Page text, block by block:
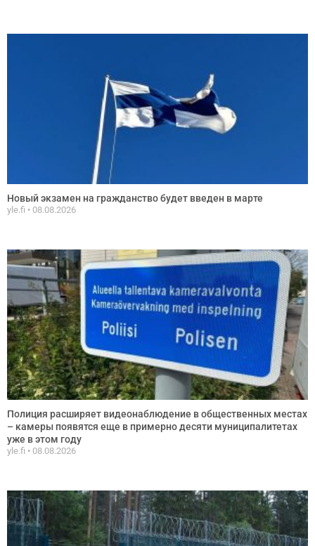
Новый экзамен на гражданство будет введен в марте
yle.fi 08.08.2026
Полиция расширяет видеонаблюдение в общественных местах
– камеры появятся еще в примерно десяти муниципалитетах
уже в этом году
yle.fi 08.08.2026